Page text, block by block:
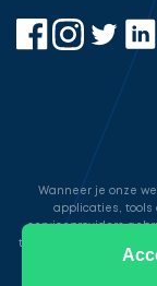
Wanneer je onze
applicaties, tools
serviceproviders
technologieën. Deze
betere, snellere en